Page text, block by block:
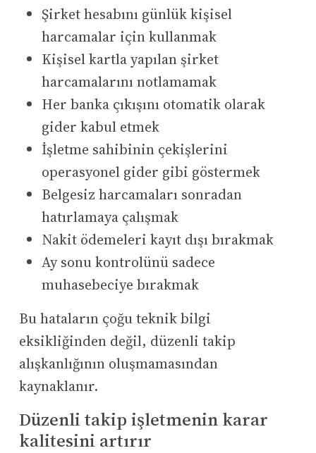
Şirket hesabını günlük kişisel
harcamalar için kullanmak
Kişisel kartla yapılan şirket
harcamalarını notlamamak
Her banka çıkışını otomatik olarak
gider kabul etmek
İşletme sahibinin çekişlerini
operasyonel gider gibi göstermek
Belgesiz harcamaları sonradan
hatırlamaya çalışmak
Nakit ödemeleri kayıt dışı bırakmak
Ay sonu kontrolünü sadece
muhasebeciye bırakmak
Bu hataların çoğu teknik bilgi
eksikliğinden değil, düzenli takip
alışkanlığının oluşmamasından
kaynaklanır.
Düzenli takip işletmenin karar
kalitesini artırır